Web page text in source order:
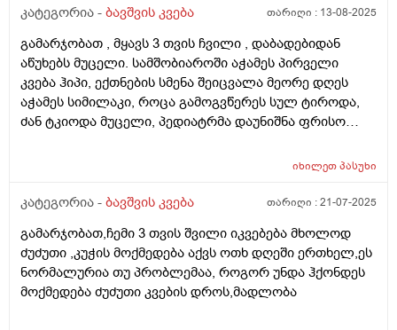
ორი ჭამა?ახალ დაბადებულზე მიცეს კლინიკაში და
დაკრისტალებული გავიდა კუჭშიო და ვერ მოინელაო
და ახლა ისეა რო არც ბოთლებს იწუნებს ნებისმიერი
სოსკიდან ჭამს ოღონდ ვაჭამოთ,პედიატრმა კი
გვითხრა ისე რო ცოტა ბევრიაო 120 გრამიო მაგრამ
გიჟადაა ქცეული და რავქნაათ?
სხვა რამე ანალიზი გავუკეთო კიდევ? ბავშვი აქტიურია
კატეგორია - ბავშვის კვება თარიღი : 13-08-2025
გამარჯობათ , მყავს 3 თვის ჩვილი , დაბადებიდან
აწუხებს მუცელი. სამშობიაროში აჭამეს პირველი
კვება ჰიპი, ექთნების სმენა შეიცვალა მეორე დღეს
აჭამეს სიმილაკი, როცა გამოგვწერეს სულ ტიროდა,
ძან ტკიოდა მუცელი, პედიატრმა დაუნიშნა ფრისო
კურკლებივით გადიოდა ბავშვი, დაუნიშნა პეპ აცე, პეპ
კომფორტ არ, ჰიპის კომფორტიც ვაჭამე,
გააგიჟა. გაზების წამლები უარეს უშვრება. და ბოლოს
ფრისო მულტიო მიიღო კარგად, გაზები ისევ აწუხებს
მაგრამ არ ტირის, ვაჭმევ ფრისო მულტიოს 2 თვიდან.
თხის რძეს აქებს ბევრი და როგორია??? . ორი კვირაა
იხილეთპასუხი
კატეგორია - ბავშვის კვება თარიღი :21-07-2025
გამარჯობათ,ჩემი 3 თვის შვილი იკვებება მხოლოდ
ძუძუთი ,კუჭის მოქმედება აქვს ოთხ დღეში ერთხელ,ეს
ნორმალურია თუ პრობლემაა, როგორ უნდა ჰქონდეს
მოქმედება ძუძუთი კვების დროს,მადლობა